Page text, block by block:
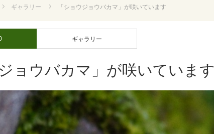
ギャラリー 「ショウジョウバカマ」が咲いています
ギャラリー
ョウバカマ」が咲いています